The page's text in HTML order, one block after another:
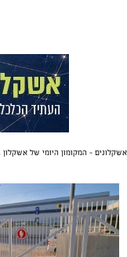
אשקלונים - המקומון היומי של אשקלון